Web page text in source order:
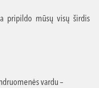
pripildo mūsų visų širdis
vardu –